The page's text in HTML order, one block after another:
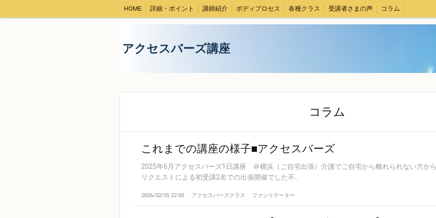
HOME 詳細・ポイント 講師紹介 ボディプロセス 各種クラス 受講者さまの声 コラム
アクセスバーズ講座
コラム
これまでの講座の様子■アクセスバーズ
2025年6月アクセスバーズ1日講座 ＠横浜（ご自宅出張）介護でご自宅から離れられない方か
リクエストによる初受講2名での出張開催でした不...
2026/02/05 22:00 アクセスバーズクラス ファシリテーター